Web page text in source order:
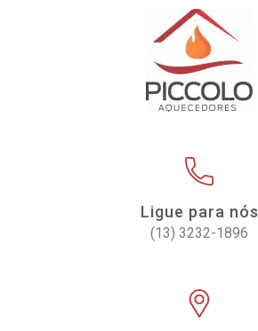
Ligue para nós
(13) 3232-1896